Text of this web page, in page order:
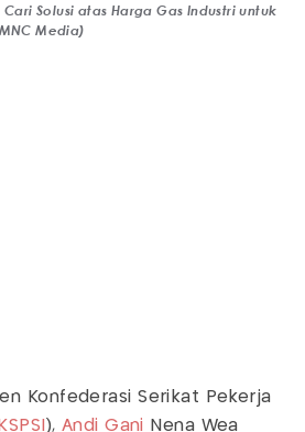
Cari Solusi atas Harga Gas Industri untuk
Media)
Konfederasi Serikat Pekerja
KSPSI ), Andi Gani Nena Wea